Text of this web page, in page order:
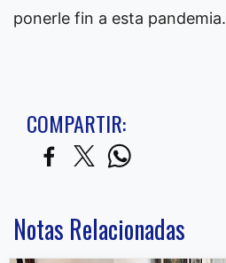
ponerle fin a esta pandemia.
COMPARTIR:
Notas Relacionadas